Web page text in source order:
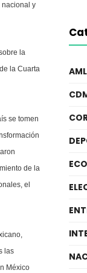
nacional y
la
la Cuarta
se tomen
de la
el
las
México